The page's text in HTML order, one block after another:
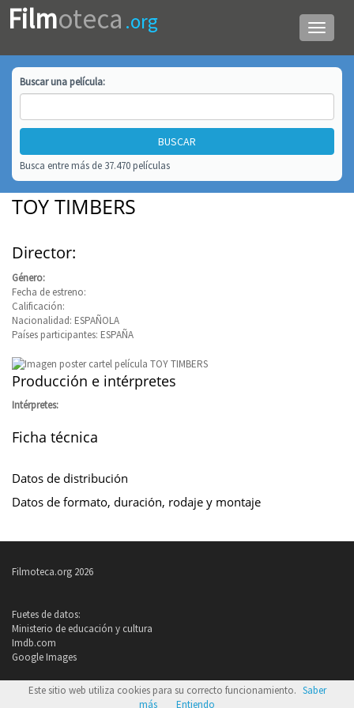
Menú
de
Filmoteca .org
Buscar unapelícula:
Busca entre más de 37.470 películas
TOY TIMBERS
Director:
Género:
Fecha de estreno:
Calificación:
Nacionalidad: ESPAÑOLA
Países participantes: ESPAÑA
Producción e intérpretes
Intérpretes:
Ficha técnica
Datos de distribución
Datos de formato, duración, rodaje y montaje
Filmoteca.org 2026
Fuetes de datos:
Ministerio de educación y cultura
Imdb.com
Google Images
Política de privacidad
Este sitio web utiliza cookies para su correcto funcionamiento. Saber
más
Entiendo